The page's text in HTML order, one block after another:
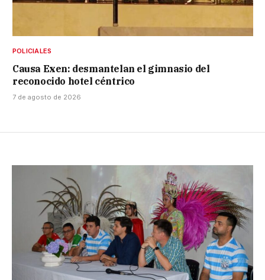
POLICIALES
Causa Exen: desmantelan el gimnasio del
reconocido hotel céntrico
7 de agosto de 2026